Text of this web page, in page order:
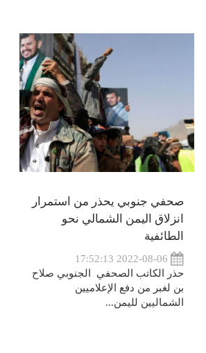
صحفي جنوبي يحذر من استمرار
انزلاق اليمن الشمالي نحو
الطائفية
حذر الكاتب الصحفي الجنوبي صلاح
بن لغبر من دفع الإعلاميين
الشماليين لليمن...